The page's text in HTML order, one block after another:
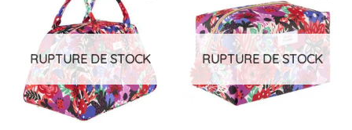
liste
d’envies
RUPTURE DE STOCK
Ajouter
à la
liste
d’envies
RUPTURE DE STOCK